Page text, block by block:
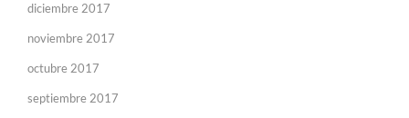
diciembre 2017
noviembre 2017
octubre 2017
septiembre 2017